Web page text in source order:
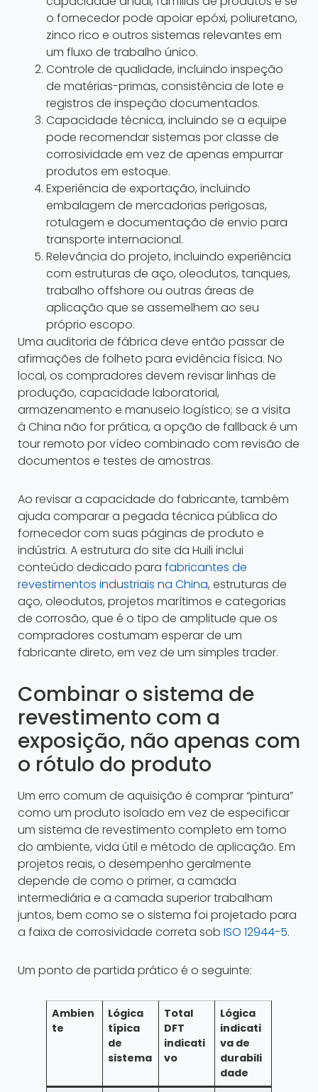
o fornecedor pode apoiar epóxi, poliuretano,
zinco rico e outros sistemas relevantes em
um fluxo de trabalho único.
Controle de qualidade, incluindo inspeção
de matérias-primas, consistência de lote e
registros de inspeção documentados.
Capacidade técnica, incluindo se a equipe
pode recomendar sistemas por classe de
corrosividade em vez de apenas empurrar
produtos em estoque.
Experiência de exportação, incluindo
embalagem de mercadorias perigosas,
rotulagem e documentação de envio para
transporte internacional.
Relevância do projeto, incluindo experiência
com estruturas de aço, oleodutos, tanques,
trabalho offshore ou outras áreas de
aplicação que se assemelhem ao seu
próprio escopo.
Uma auditoria de fábrica deve então passar de
afirmações de folheto para evidência física. No
local, os compradores devem revisar linhas de
produção, capacidade laboratorial,
armazenamento e manuseio logístico; se a visita
à China não for prática, a opção de fallback é um
tour remoto por vídeo combinado com revisão de
documentos e testes de amostras.
Ao revisar a capacidade do fabricante, também
ajuda comparar a pegada técnica pública do
fornecedor com suas páginas de produto e
indústria. A estrutura do site da Huili inclui
conteúdo dedicado para fabricantes de
revestimentos industriais na China, estruturas de
aço, oleodutos, projetos marítimos e categorias
de corrosão, que é o tipo de amplitude que os
compradores costumam esperar de um
fabricante direto, em vez de um simples trader.
Combinar o sistema de
revestimento com a
exposição, não apenas com
o rótulo do produto
Um erro comum de aquisição é comprar “pintura”
como um produto isolado em vez de especificar
um sistema de revestimento completo em torno
do ambiente, vida útil e método de aplicação. Em
projetos reais, o desempenho geralmente
depende de como o primer, a camada
intermediária e a camada superior trabalham
juntos, bem como se o sistema foi projetado para
a faixa de corrosividade correta sob ISO 12944-5.
Um ponto de partida prático é o seguinte:
Ambien
te
Lógica
típica
de
sistema
Total
DFT
indicati
vo
Lógica
indicati
va de
durabili
dade